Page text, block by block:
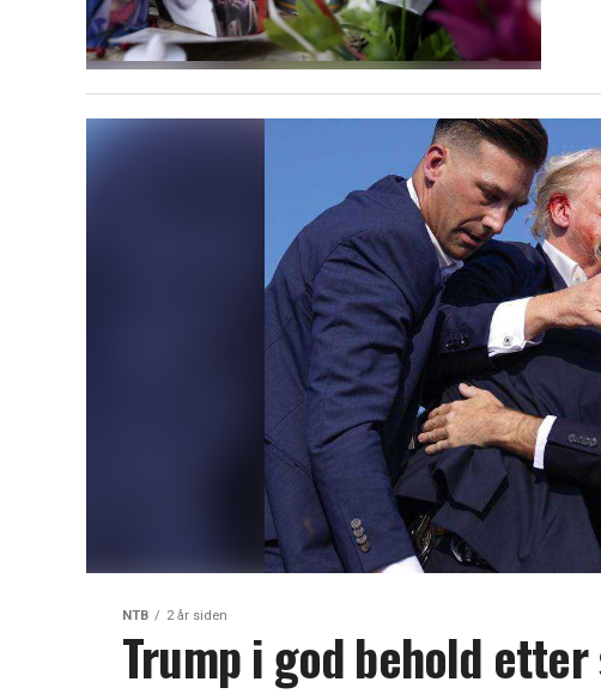
NTB 2 år siden
Trump i god behold